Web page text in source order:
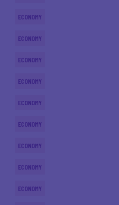
ECONOMY
ECONOMY
ECONOMY
ECONOMY
ECONOMY
ECONOMY
ECONOMY
ECONOMY
ECONOMY